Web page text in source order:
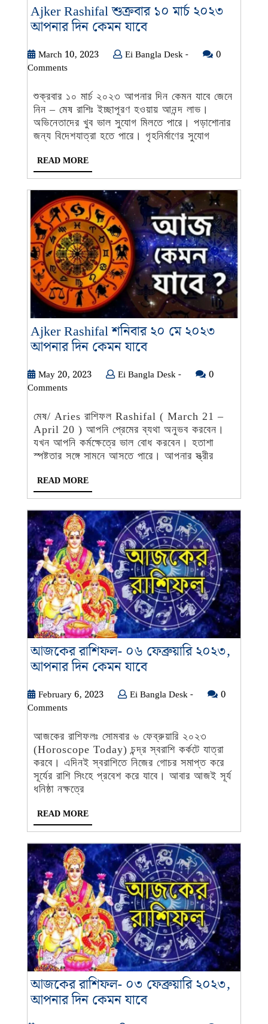
Ajker Rashifal শুক্রবার ১০ মার্চ ২০২৩
আপনার দিন কেমন যাবেAjker
শুক্রবার
মার্চ
২০২৩
আপনার
দিন
March 10, 2023March Ei Bangla Desk -Ei
-
0
Comments
শুক্রবার ১০ মার্চ ২০২৩ আপনার দিন কেমন যাবে জেনে
নিন – মেষ রাশিঃ ইচ্ছাপূরণ হওয়ায় আনন্দ লাভ।
অভিনেতাদের খুব ভাল সুযোগ মিলতে পারে। পড়াশোনার
জন্য বিদেশযাত্রা হতে পারে। গৃহনির্মাণের সুযোগ
READ MOREREAD
MORE
Ajker Rashifal শনিবার ২০ মে ২০২৩
আপনার দিন কেমন যাবেAjker
শনিবার
মে
২০২৩
আপনার
দিন
May 20, 2023May
Ei Bangla Desk -Ei
-
0
Comments
মেষ/ Aries রাশিফল Rashifal ( March 21 –
April 20 ) আপনি প্রেমের ব্যথা অনুভব করবেন।
যখন আপনি কর্মক্ষেত্রে ভাল বোধ করবেন। হতাশা
স্পষ্টতার সঙ্গে সামনে আসতে পারে। আপনার স্ত্রীর
READ MOREREAD
MORE
আজকের রাশিফল- ০৬ ফেব্রুয়ারি ২০২৩,
আপনার দিন কেমন যাবেআজকের
০৬
২০২৩,
আপনার
দিন
কেমন
February 6, 2023FebruaryEi Bangla Desk -Ei
-
0
Comments
আজকের রাশিফলঃ সোমবার ৬ ফেব্রুয়ারি ২০২৩
(Horoscope Today) চন্দ্র স্বরাশি কর্কটে যাত্রা
করবে। এদিনই স্বরাশিতে নিজের গোচর সমাপ্ত করে
সূর্যের রাশি সিংহে প্রবেশ করে যাবে। আবার আজই সূর্য
ধনিষ্ঠা নক্ষত্রে
READ MOREREAD
MORE
আজকের রাশিফল- ০৩ ফেব্রুয়ারি ২০২৩,
আপনার দিন কেমন যাবেআজকের